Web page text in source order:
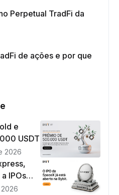
Perpetual TradFi da
de ações e por que
e
USDT
2026
IPOs